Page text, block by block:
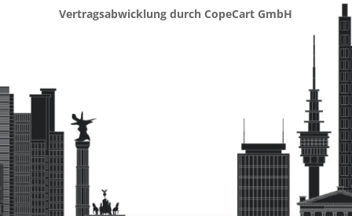
Vertragsabwicklung durch CopeCart GmbH